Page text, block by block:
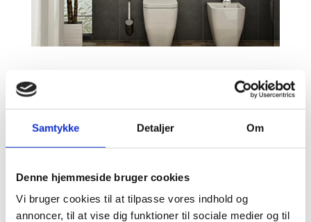
Samtykke Detaljer Om
Denne hjemmeside bruger cookies
Vi bruger cookies til at tilpasse vores indhold og
annoncer, til at vise dig funktioner til sociale medier og til
Højbjerg VVS Service varetager gerne renoverings
etablering af gulvvarme i stue, udskiftning af
radiatorer. Også hvis det bare handler om